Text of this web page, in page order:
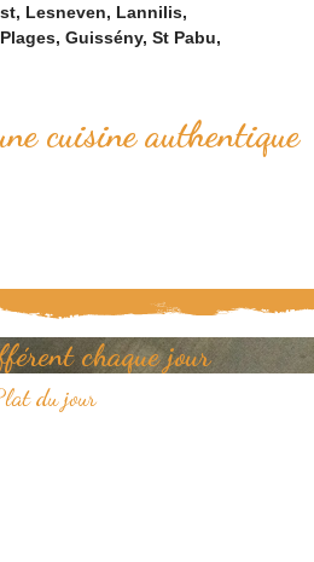
Lesneven, Lannilis,
Guissény, St Pabu,
cuisine authentique
chaque jour
du jour